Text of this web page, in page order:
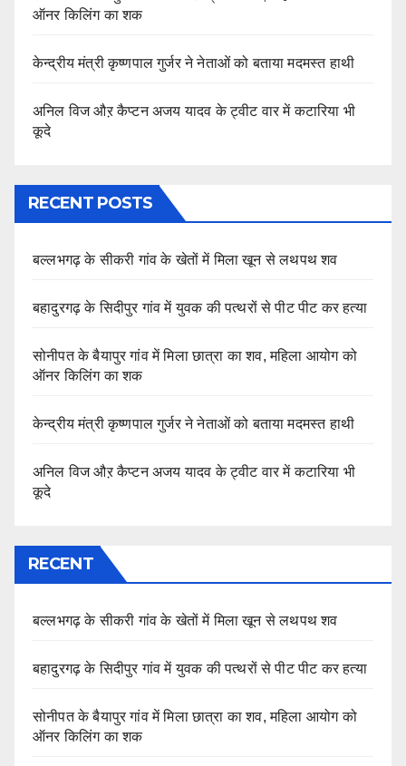
ऑनर किलिंग का शक
केन्द्रीय मंत्री कृष्णपाल गुर्जर ने नेताओं को बताया मदमस्त हाथी
अनिल विज औऱ कैप्टन अजय यादव के ट्वीट वार में कटारिया भी
कूदे
RECENT POSTS
बल्लभगढ़ के सीकरी गांव के खेतों में मिला खून से लथपथ शव
बहादुरगढ़ के सिदीपुर गांव में युवक की पत्थरों से पीट पीट कर हत्या
सोनीपत के बैयापुर गांव में मिला छात्रा का शव, महिला आयोग को
ऑनर किलिंग का शक
केन्द्रीय मंत्री कृष्णपाल गुर्जर ने नेताओं को बताया मदमस्त हाथी
अनिल विज औऱ कैप्टन अजय यादव के ट्वीट वार में कटारिया भी
कूदे
RECENT
बल्लभगढ़ के सीकरी गांव के खेतों में मिला खून से लथपथ शव
बहादुरगढ़ के सिदीपुर गांव में युवक की पत्थरों से पीट पीट कर हत्या
सोनीपत के बैयापुर गांव में मिला छात्रा का शव, महिला आयोग को
ऑनर किलिंग का शक